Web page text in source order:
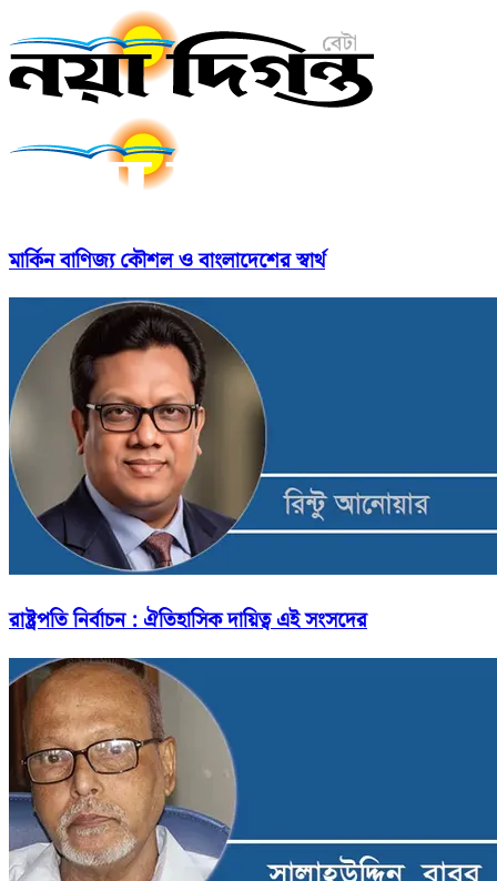
মার্কিন বাণিজ্য কৌশল ও বাংলাদেশের স্বার্থ
রাষ্ট্রপতি নির্বাচন : ঐতিহাসিক দায়িত্ব এই সংসদের